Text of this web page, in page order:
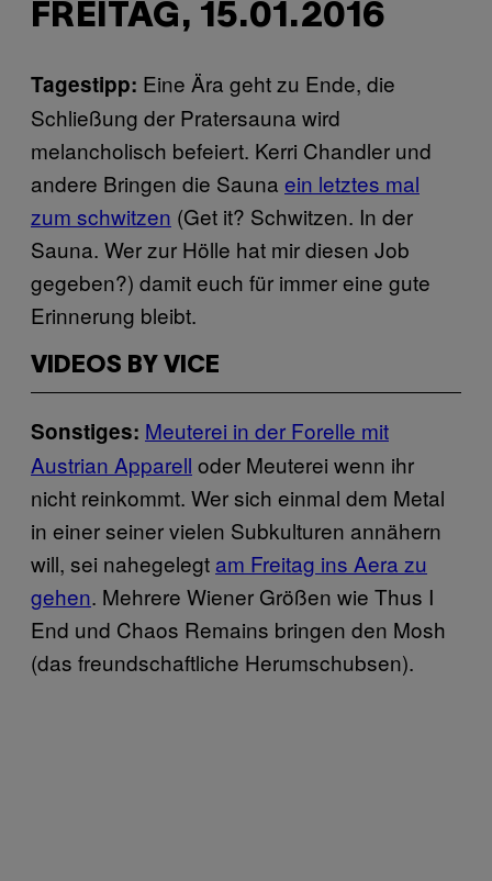
FREITAG, 15.01.2016
Tagestipp: Eine Ära geht zu Ende, die
Schließung der Pratersauna wird
melancholisch befeiert. Kerri Chandler und
andere Bringen die Sauna ein letztes mal
zum schwitzen (Get it? Schwitzen. In der
Sauna. Wer zur Hölle hat mir diesen Job
gegeben?) damit euch für immer eine gute
Erinnerung bleibt.
VIDEOS BY VICE
Sonstiges: Meuterei in der Forelle mit
Austrian Apparell oder Meuterei wenn ihr
nicht reinkommt. Wer sich einmal dem Metal
in einer seiner vielen Subkulturen annähern
will, sei nahegelegt am Freitag ins Aera zu
gehen. Mehrere Wiener Größen wie Thus I
End und Chaos Remains bringen den Mosh
(das freundschaftliche Herumschubsen).